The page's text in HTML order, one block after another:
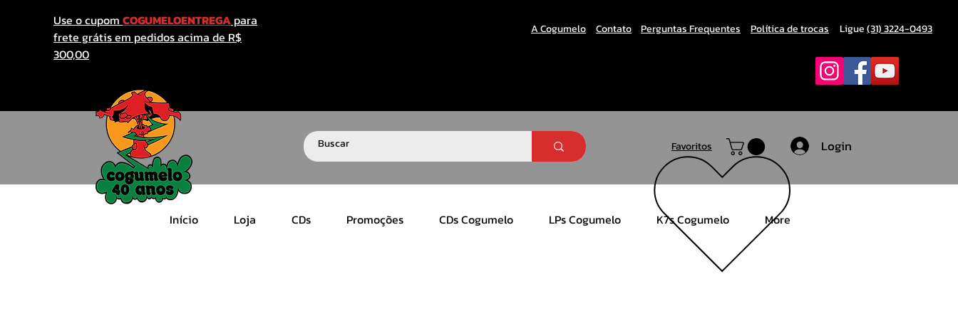
Use o cupom COGUMELOENTREGA para
frete grátis em pedidos acima de R$
300,00
A Cogumelo Contato Perguntas Frequentes Política de trocas Ligue(31) 3224-0493
Favoritos Login
Início Loja CDs Promoções CDs Cogumelo LPs Cogumelo K7s Cogumelo More